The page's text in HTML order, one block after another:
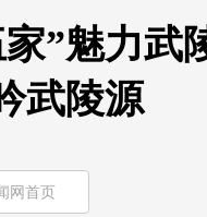
”魅力武
武陵源
网首页